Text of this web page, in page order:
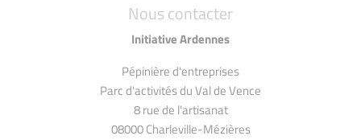
Nous contacter
Initiative Ardennes
Pépinière d'entreprises
Parc d'activités du Val de Vence
8 rue de l'artisanat
08000 Charleville-Mézières